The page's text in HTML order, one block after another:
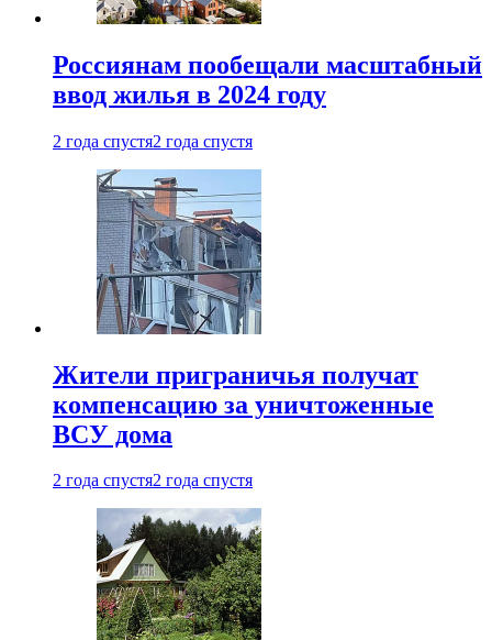
Россиянам пообещали масштабный
ввод жилья в 2024 году
2 года спустя2 года спустя
Жители приграничья получат
компенсацию за уничтоженные
ВСУ дома
2 года спустя2 года спустя